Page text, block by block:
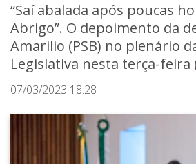
“Saí abalada após poucas
Abrigo”. O depoimento da
Amarilio (PSB) no plenário
Legislativa nesta terça-feira
07/03/2023 18:28